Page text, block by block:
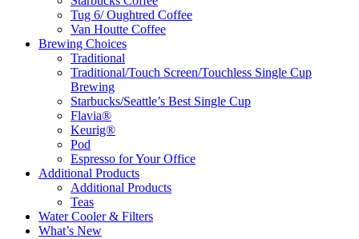
Tug 6/ Oughtred Coffee
Van Houtte Coffee
Brewing Choices
Traditional
Traditional/Touch Screen/Touchless Single Cup
Brewing
Starbucks/Seattle’s Best Single Cup
Flavia®
Keurig®
Pod
Espresso for Your Office
Additional Products
Additional Products
Teas
Water Cooler & Filters
What’s New